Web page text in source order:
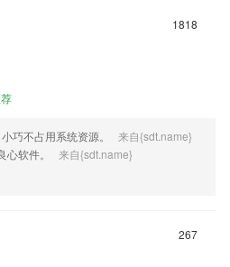
1818
小巧不占用系统资源。
来自{sdt.name}
心软件。
来自{sdt.name}
267